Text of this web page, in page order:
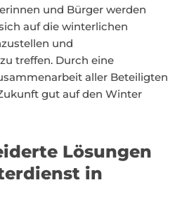
und Bürger werden
auf die winterlichen
und
treffen. Durch eine
aller Beteiligten
gut auf den Winter
Lösungen
in